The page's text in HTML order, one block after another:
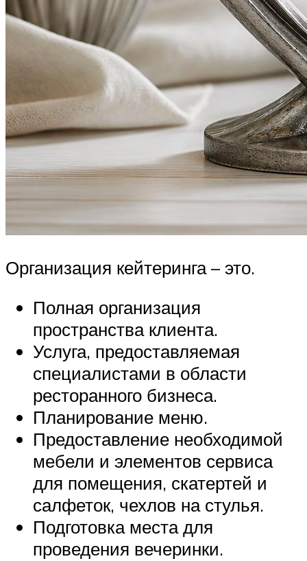
Организация кейтеринга – это.
Полная организация
пространства клиента.
Услуга, предоставляемая
специалистами в области
ресторанного бизнеса.
Планирование меню.
Предоставление необходимой
мебели и элементов сервиса
для помещения, скатертей и
салфеток, чехлов на стулья.
Подготовка места для
проведения вечеринки.